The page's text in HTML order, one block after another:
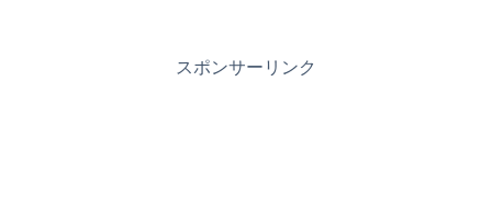
スポンサーリンク